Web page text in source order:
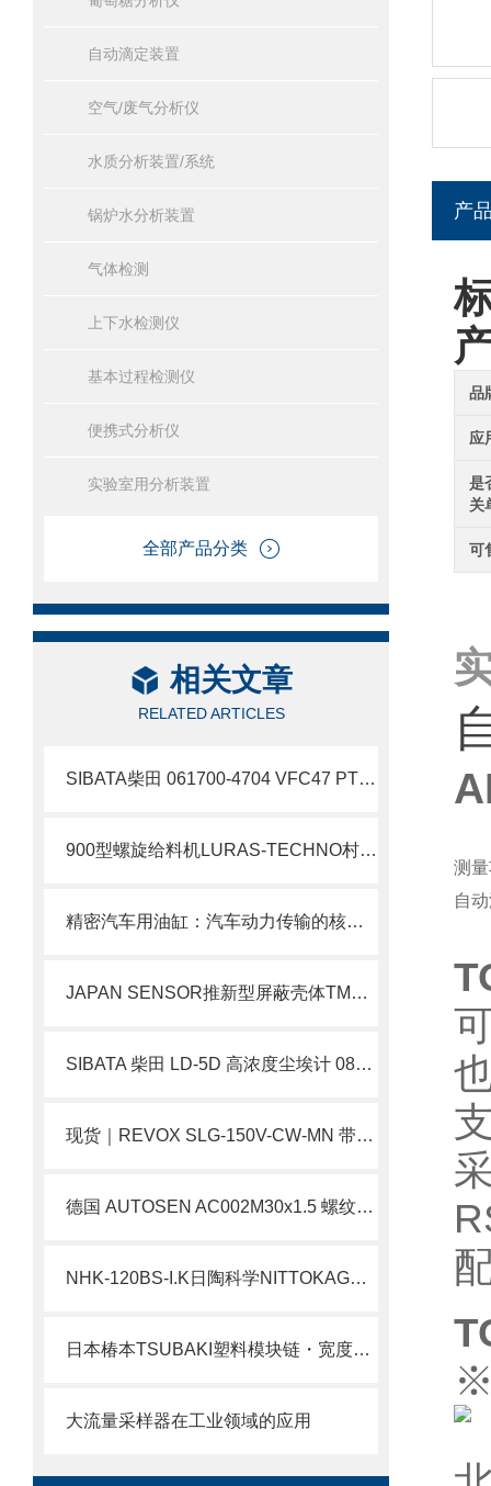
自动滴定装置
空气/废气分析仪
水质分析装置/系统
锅炉水分析装置
气体检测
上下水检测仪
基本过程检测仪
便携式分析仪
实验室用分析装置
全部产品分类
相关文章
RELATED ARTICLES
SIBATA柴田 061700-4704 VFC47 PTFE沉降器 技术说明
900型螺旋给料机LURAS-TECHNO村上精机北崎有售
精密汽车用油缸：汽车动力传输的核心部件
JAPAN SENSOR推新型屏蔽壳体TMSX-B4
SIBATA 柴田 LD-5D 高浓度尘埃计 080000-5 基建工地专用粉尘检测仪 简介
现货｜REVOX SLG-150V-CW-MN 带MO接头光源 简介
德国 AUTOSEN AC002M30x1.5 螺纹电容式传感器北崎热卖
NHK-120BS-I.K日陶科学NITTOKAGAKU半自动小型电炉工作原理
日本椿本TSUBAKI塑料模块链・宽度固定类型・WT0705-M型北崎热卖
大流量采样器在工业领域的应用
产
品
应
是
关
可
测
自
※